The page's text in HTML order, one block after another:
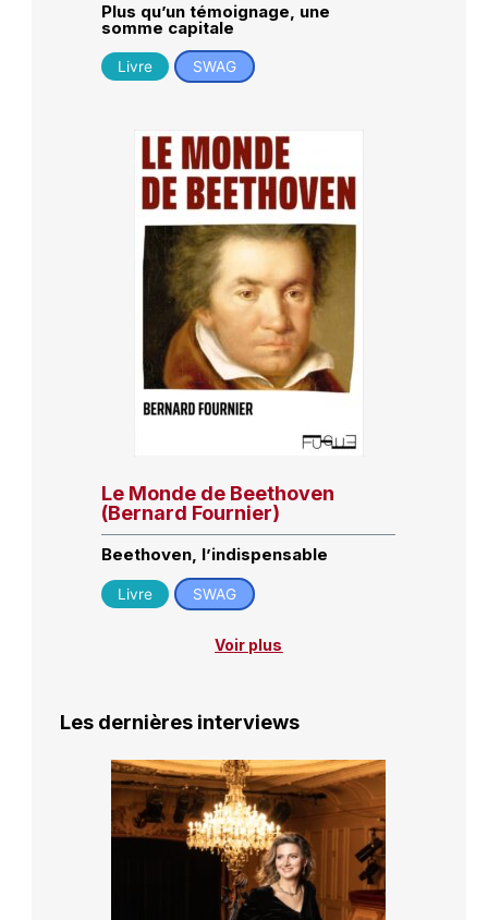
Plus qu’un témoignage, une
somme capitale
Livre SWAG
Le Monde de Beethoven
(Bernard Fournier)
Beethoven, l’indispensable
Livre SWAG
Voir plus
Les dernières interviews